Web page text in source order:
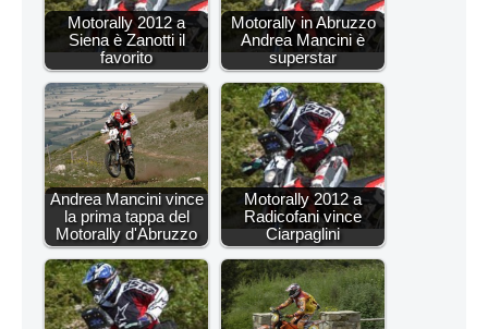
Motorally 2012 a
Siena è Zanotti il
favorito
Motorally in Abruzzo
Andrea Mancini è
superstar
Andrea Mancini vince
la prima tappa del
Motorally d'Abruzzo
Motorally 2012 a
Radicofani vince
Ciarpaglini